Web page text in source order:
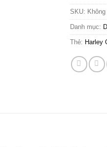
SKU:
Danh mục:
Thẻ: Harley